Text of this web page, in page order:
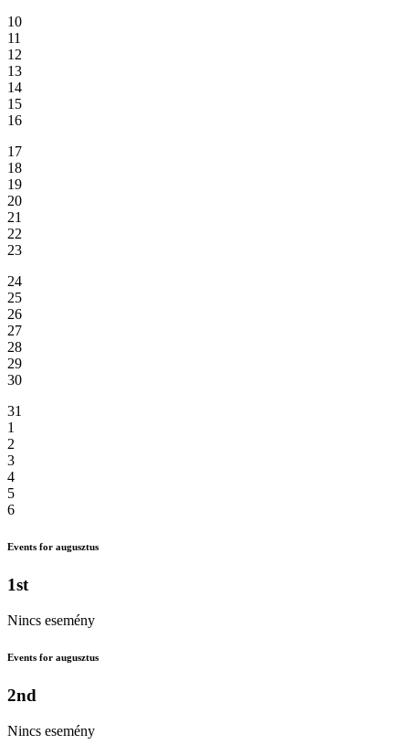
10
11
12
13
14
15
16
17
18
19
20
21
22
23
24
25
26
27
28
29
30
31
1
2
3
4
5
6
Events for augusztus
1st
Nincs esemény
Events for augusztus
2nd
Nincs esemény